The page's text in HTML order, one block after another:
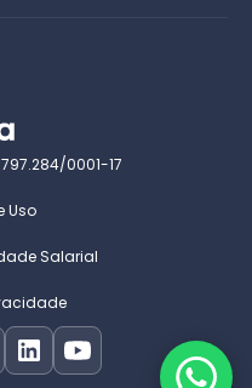
0001-17
Uso
Salarial